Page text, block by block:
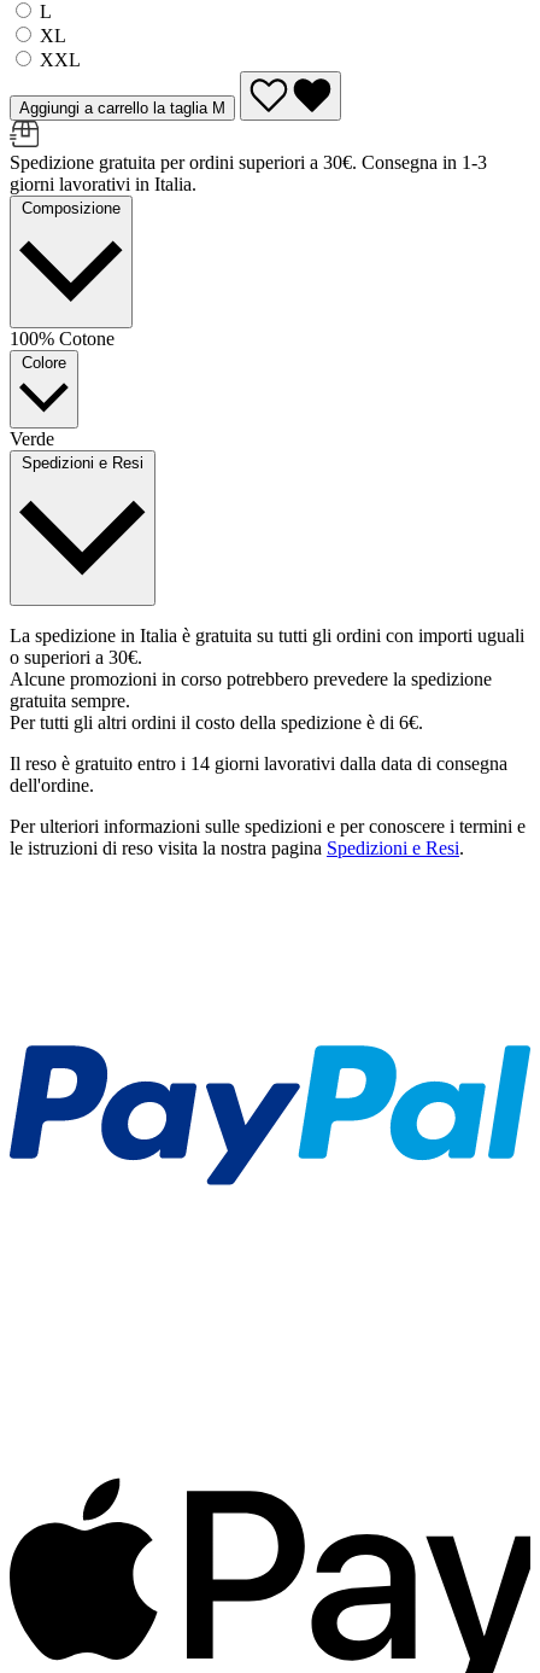
L
XL
XXL
Aggiungi a carrello la taglia M
Spedizione gratuita per ordini superiori a 30€. Consegna in 1-3
giorni lavorativi in Italia.
Composizione
100% Cotone
Colore
Verde
Spedizioni e Resi
La spedizione in Italia è gratuita su tutti gli ordini con importi uguali
o superiori a 30€.
Alcune promozioni in corso potrebbero prevedere la spedizione
gratuita sempre.
Per tutti gli altri ordini il costo della spedizione è di 6€.
Il reso è gratuito entro i 14 giorni lavorativi dalla data di consegna
dell'ordine.
Per ulteriori informazioni sulle spedizioni e per conoscere i termini e
le istruzioni di reso visita la nostra pagina Spedizioni e Resi.